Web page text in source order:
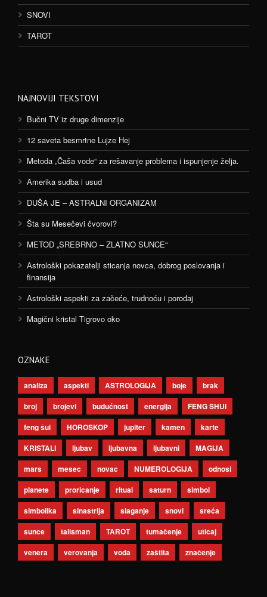
SNOVI
TAROT
NAJNOVIJI TEKSTOVI
Bučni TV iz druge dimenzije
12 saveta besmrtne Lujze Hej
Metoda „Čaša vode“ za rešavanje problema i ispunjenje želja.
Amerika sudba i usud
DUŠA JE – ASTRALNI ORGANIZAM
Šta su Mesečevi čvorovi?
METOD „SREBRNO – ZLATNO SUNCE“
Astrološki pokazatelji sticanja novca, dobrog poslovanja i
finansija
Astrološki aspekti za začeće, trudnoću i porođaj
Magični kristal Tigrovo oko
OZNAKE
analiza aspekti ASTROLOGIJA boje
brak
broj
brojevi budućnost energija
FENG SHUI
feng šui
HOROSKOP jupiter kamen
karte
KRISTALI
ljubav ljubavna ljubavni
MAGIJA
mars
mesec novac NUMEROLOGIJA
odnosi
planete
proricanje ritual saturn
simbol
simbolika
sinastrija slaganje snovi
sreća
sunce
talisman TAROT tumačenje
uticaj
venera
verovanja voda zaštita značenje